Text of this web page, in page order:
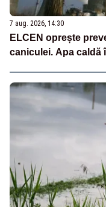
7 aug. 2026, 14:30
ELCEN oprește
caniculei. Apa caldă